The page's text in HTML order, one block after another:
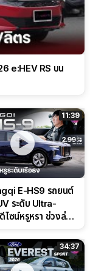
e:HEV RS บน
11:39
E-HS9 รถยนต์
ระดับ Ultra-
ซน์หรูหรา ช่วงล่าง
34:37